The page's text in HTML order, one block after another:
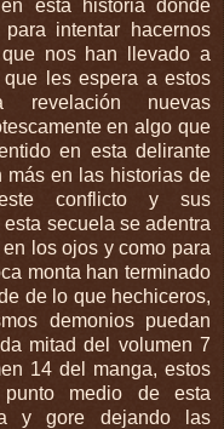
esta historia donde
intentar hacernos
nos han llevado a
les espera a estos
revelación nuevas
en algo que
en esta delirante
más en las historias de
conflicto y sus
secuela se adentra
los ojos y como para
monta han terminado
de lo que hechiceros,
demonios puedan
mitad del volumen 7
14 del manga, estos
medio de esta
y gore dejando las